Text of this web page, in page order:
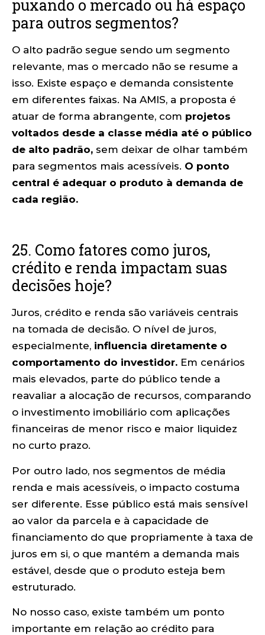
puxando o mercado ou há espaço
para outros segmentos?
O alto padrão segue sendo um segmento
relevante, mas o mercado não se resume a
isso. Existe espaço e demanda consistente
em diferentes faixas. Na AMIS, a proposta é
atuar de forma abrangente, com projetos
voltados desde a classe média até o público
de alto padrão, sem deixar de olhar também
para segmentos mais acessíveis. O ponto
central é adequar o produto à demanda de
cada região.
25. Como fatores como juros,
crédito e renda impactam suas
decisões hoje?
Juros, crédito e renda são variáveis centrais
na tomada de decisão. O nível de juros,
especialmente, influencia diretamente o
comportamento do investidor. Em cenários
mais elevados, parte do público tende a
reavaliar a alocação de recursos, comparando
o investimento imobiliário com aplicações
financeiras de menor risco e maior liquidez
no curto prazo.
Por outro lado, nos segmentos de média
renda e mais acessíveis, o impacto costuma
ser diferente. Esse público está mais sensível
ao valor da parcela e à capacidade de
financiamento do que propriamente à taxa de
juros em si, o que mantém a demanda mais
estável, desde que o produto esteja bem
estruturado.
No nosso caso, existe também um ponto
importante em relação ao crédito para